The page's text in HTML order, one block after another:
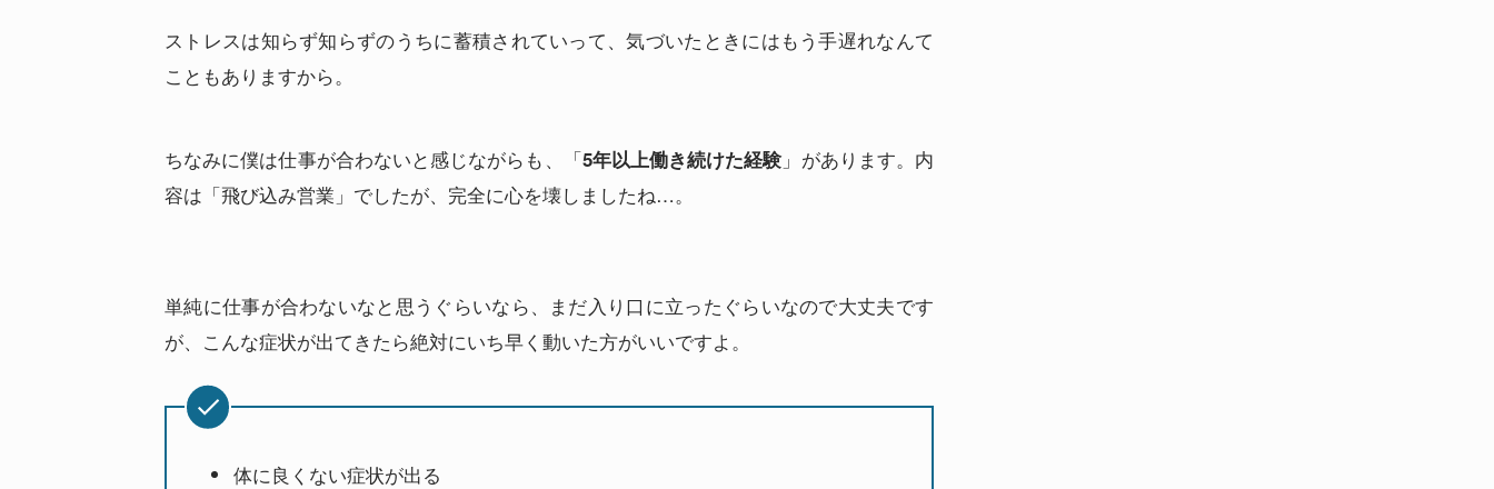
ストレスは知らず知らずのうちに蓄積されていって、気づいたときにはもう手遅れなんて
こともありますから。
ちなみに僕は仕事が合わないと感じながらも、「5年以上働き続けた経験」があります。内
容は「飛び込み営業」でしたが、完全に心を壊しましたね…。
単純に仕事が合わないなと思うぐらいなら、まだ入り口に立ったぐらいなので大丈夫です
が、こんな症状が出てきたら絶対にいち早く動いた方がいいですよ。
体に良くない症状が出る